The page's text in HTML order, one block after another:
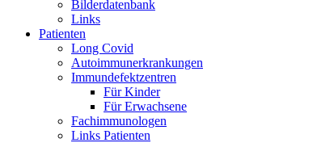
Bilderdatenbank
Links
Patienten
Long Covid
Autoimmunerkrankungen
Immundefektzentren
Für Kinder
Für Erwachsene
Fachimmunologen
Links Patienten